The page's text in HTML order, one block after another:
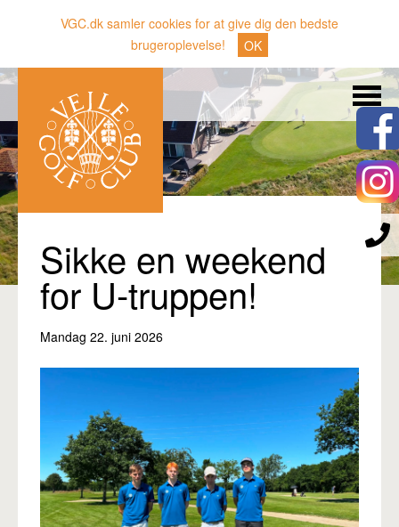
VGC.dk samler cookies for at give dig den bedste
brugeroplevelse!
OK
Nyheder
Klubben
Banen
Gæster
Sporten
Erhverv
Den lille Kok
Pro
Sikke en weekend
for U-truppen!
Mandag 22. juni 2026